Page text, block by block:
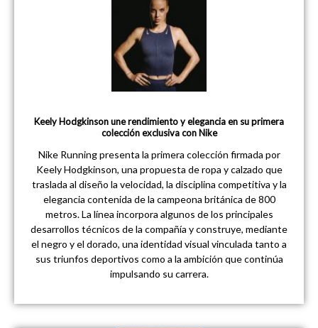
Keely Hodgkinson une rendimiento y elegancia en su primera
colección exclusiva con Nike
Nike Running presenta la primera colección firmada por
Keely Hodgkinson, una propuesta de ropa y calzado que
traslada al diseño la velocidad, la disciplina competitiva y la
elegancia contenida de la campeona británica de 800
metros. La línea incorpora algunos de los principales
desarrollos técnicos de la compañía y construye, mediante
el negro y el dorado, una identidad visual vinculada tanto a
sus triunfos deportivos como a la ambición que continúa
impulsando su carrera.